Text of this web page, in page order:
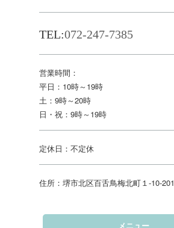
TEL:072-247-7385
営業時間：
平日：10時～19時
土：9時～20時
日・祝：9時～19時
定休日：不定休
住所：堺市北区百舌鳥梅北町１-10-201
メニュー